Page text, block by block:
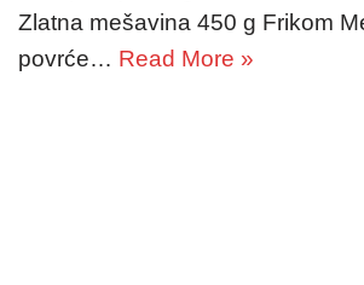
Zlatna mešavina 450 g Frikom
povrće… Read More »